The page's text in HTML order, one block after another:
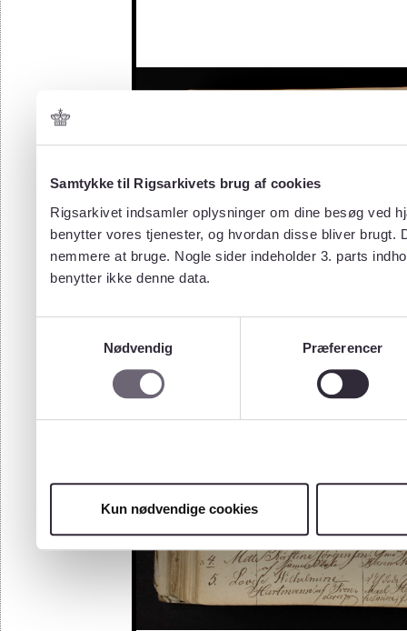
Samtykke til Rigsarkivets brug af cookies
Rigsarkivet indsamler oplysninger om dine besøg ved
benytter vores tjenester, og hvordan disse bliver
nemmere at bruge. Nogle sider indeholder 3. parts
benytter ikke denne data.
Nødvendig
Præferencer
Kun nødvendige cookies